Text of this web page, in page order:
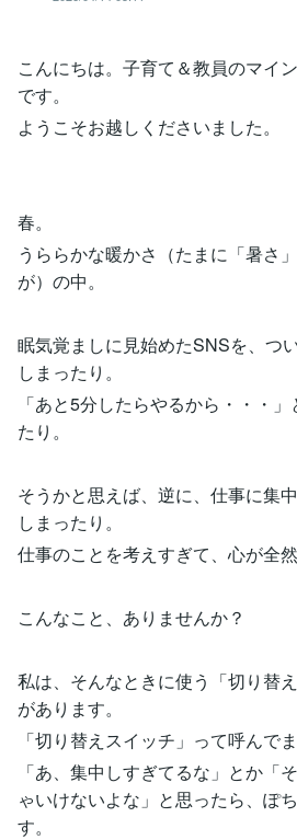
こんにちは。子育て＆教員のマイ
です。
ようこそお越しくださいました。
春。
うららかな暖かさ（たまに「暑さ
が）の中。
眠気覚ましに見始めたSNSを、つ
しまったり。
「あと5分したらやるから・・・
たり。
そうかと思えば、逆に、仕事に集
しまったり。
仕事のことを考えすぎて、心が全
こんなこと、ありませんか？
私は、そんなときに使う「切り替
があります。
「切り替えスイッチ」って呼んでま
「あ、集中しすぎてるな」とか「
ゃいけないよな」と思ったら、ぽ
す。